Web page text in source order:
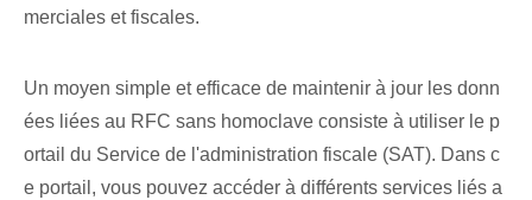
merciales et fiscales.
Un moyen simple et efficace de maintenir à jour les donn
ées liées au RFC sans homoclave consiste à utiliser le p
ortail du Service de l'administration fiscale (SAT). Dans c
e portail, vous pouvez accéder à différents services liés a